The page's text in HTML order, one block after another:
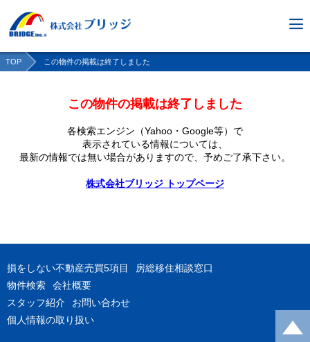
TOP この物件の掲載は終了しました
この物件の掲載は終了しました
各検索エンジン（Yahoo・Google等）で
表示されている情報については、
最新の情報では無い場合がありますので、 予めご了承下さい。
株式会社ブリッジ トップページ
損をしない不動産売買5項目
房総移住相談窓口
物件検索
会社概要
スタッフ紹介
お問い合わせ
個人情報の取り扱い